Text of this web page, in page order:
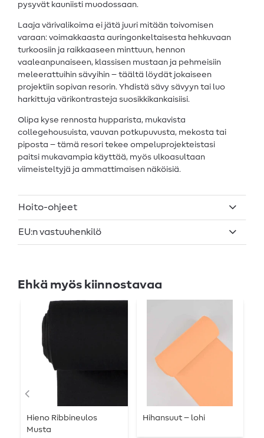
pysyvät kauniisti muodossaan.
Laaja värivalikoima ei jätä juuri mitään toivomisen
varaan: voimakkaasta auringonkeltaisesta hehkuvaan
turkoosiin ja raikkaaseen minttuun, hennon
vaaleanpunaiseen, klassisen mustaan ja pehmeisiin
meleerattuihin sävyihin – täältä löydät jokaiseen
projektiin sopivan resorin. Yhdistä sävy sävyyn tai luo
harkittuja värikontrasteja suosikkikankaisiisi.
Olipa kyse rennosta hupparista, mukavista
collegehousuista, vauvan potkupuvusta, mekosta tai
piposta – tämä resori tekee ompeluprojekteistasi
paitsi mukavampia käyttää, myös ulkoasultaan
viimeisteltyjä ja ammattimaisen näköisiä.
Hoito-ohjeet
EU:n vastuuhenkilö
Ehkä myös kiinnostavaa
Hieno Ribbineulos
Musta
Hihansuut – lohi